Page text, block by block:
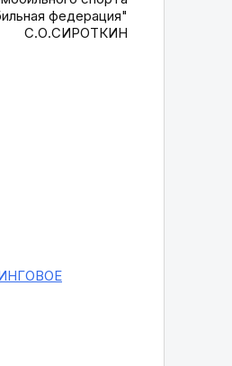
федерация"
С.О.СИРОТКИН